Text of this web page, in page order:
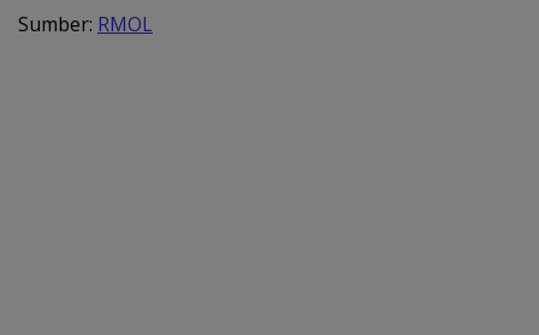
Sumber: RMOL